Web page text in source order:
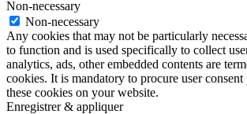
Non-necessary
Non-necessary
Any cookies that may not be particularly
to function and is used specifically to collect
analytics, ads, other embedded contents are
cookies. It is mandatory to procure user
these cookies on your website.
Enregistrer & appliquer